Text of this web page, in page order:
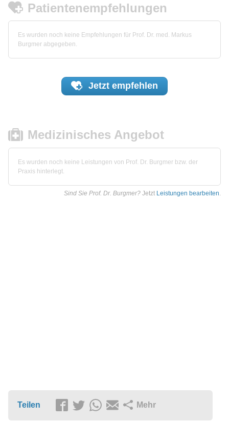
Patientenempfehlungen
Es wurden noch keine Empfehlungen für Prof. Dr. med. Markus
Burgmer abgegeben.
Jetzt empfehlen
Medizinisches Angebot
Es wurden noch keine Leistungen von Prof. Dr. Burgmer bzw. der
Praxis hinterlegt.
Sind Sie Prof. Dr. Burgmer? Jetzt Leistungen bearbeiten.
Teilen Mehr